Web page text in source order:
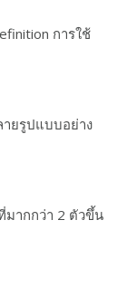
การใช้
ายรูปแบบอย่าง
มากกว่า 2 ตัวขึ้น